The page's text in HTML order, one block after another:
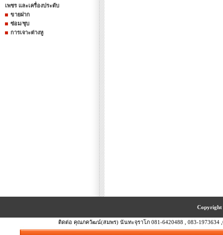
เพชร และเครื่องประดับ
ขายฝาก
ซ่อม/ชุบ
การเจาะต่างหู
Copyright
ติดต่อ คุณภควัฒน์(สมพร) นันทะจุราโภ 081-6420488 , 083-1973634